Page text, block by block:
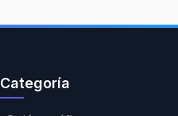
Categoría